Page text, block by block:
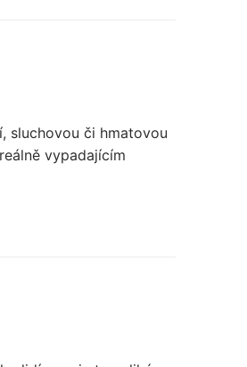
sluchovou či hmatovou
vypadajícím